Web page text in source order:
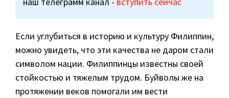
Если углубиться в историю и культуру Филиппин,
можно увидеть, что эти качества не даром стали
символом нации. Филиппинцы известны своей
стойкостью и тяжелым трудом. Буйволы же на
протяжении веков помогали им вести